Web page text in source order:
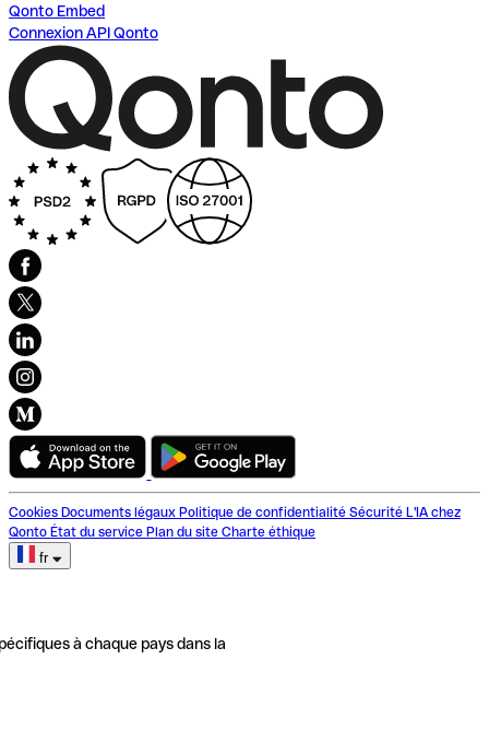
Qonto Embed
Connexion API Qonto
Cookies Documents légaux Politique de confidentialité Sécurité L'IA chez
Qonto État du service Plan du site Charte éthique
fr
à chaque pays dans la